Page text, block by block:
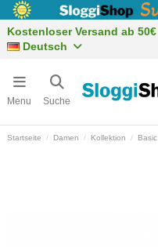
Kostenloser Versand ab 50€
Deutsch
Menu Suche
Startseite Damen Kollektion Basic